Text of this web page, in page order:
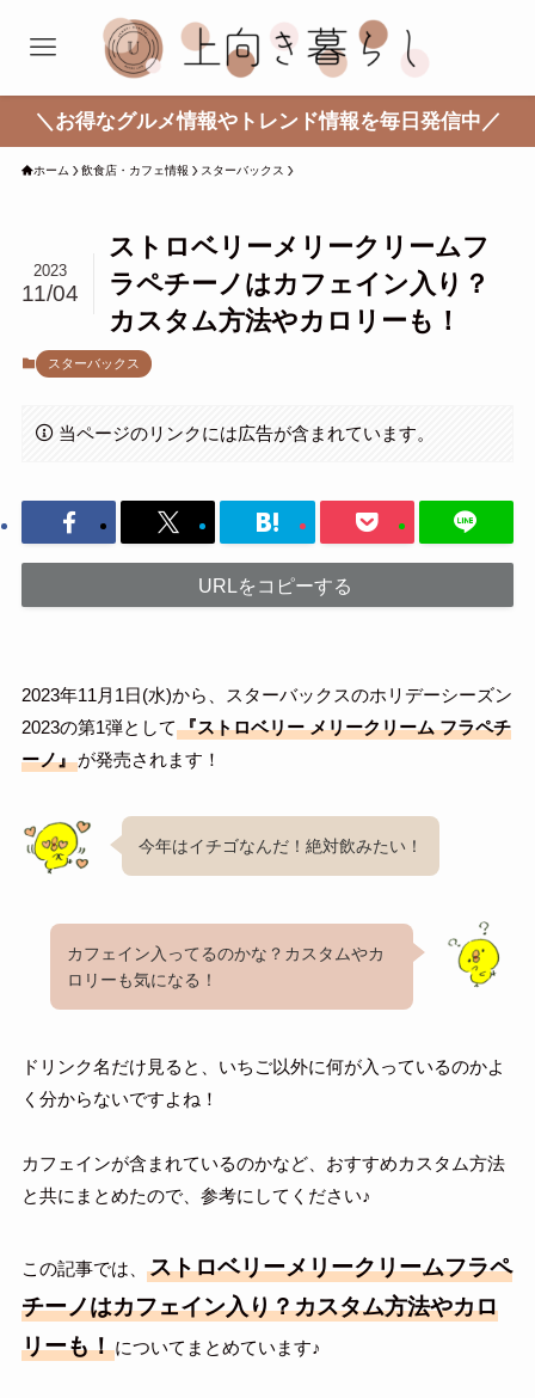
＼お得なグルメ情報やトレンド情報を毎日発信中／
ホーム 飲食店・カフェ情報 スターバックス
ストロベリーメリークリームフ
ラペチーノはカフェイン入り？
カスタム方法やカロリーも！
2023
11/04
スターバックス
当ページのリンクには広告が含まれています。
URLをコピーする
2023年11月1日(水)から、スターバックスのホリデーシーズン
2023の第1弾として 『ストロベリー メリークリーム フラペチ
ーノ』が発売されます！
今年はイチゴなんだ！絶対飲みたい！
カフェイン入ってるのかな？カスタムやカ
ロリーも気になる！
ドリンク名だけ見ると、いちご以外に何が入っているのかよ
く分からないですよね！
カフェインが含まれているのかなど、おすすめカスタム方法
と共にまとめたので、参考にしてください♪
この記事では、
ストロベリーメリークリームフラペ
チーノはカフェイン入り？カスタム方法やカロ
リーも！についてまとめています♪